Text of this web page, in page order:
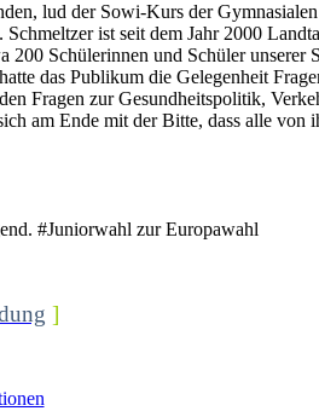
lud der Sowi-Kurs der
ist seit dem Jahr 2000
Schülerinnen und Schüler
das Publikum die Gelegenheit
Fragen zur Gesundheitspolitik,
am Ende mit der Bitte, dass alle von
#Juniorwahl zur Europawahl
]